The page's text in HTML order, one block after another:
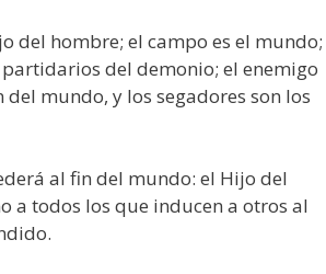
del hombre; el campo es el
del demonio; el enemigo
mundo, y los segadores son los
al fin del mundo: el Hijo del
a todos los que inducen a otros al